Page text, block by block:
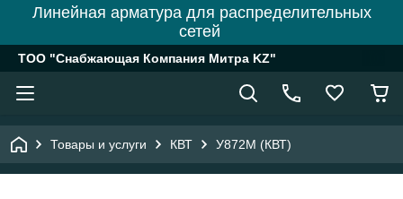
Линейная арматура для распределительных
сетей
ТОО "Снабжающая Компания Митра KZ"
Товары и услуги КВТ У872М (КВТ)